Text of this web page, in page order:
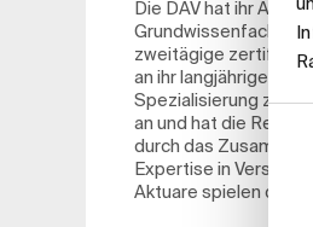
Die DAV hat ihr Aus-
Grundwissenfach
zweitägige
an ihr langjähriges
Spezialisierung zum
an und hat die
durch das
Expertise in
Aktuare spielen dabei